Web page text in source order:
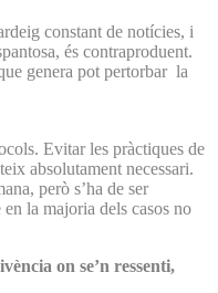
constant de notícies, i
és contraproduent.
genera pot pertorbar la
Evitar les pràctiques de
absolutament necessari.
però s’ha de ser
la majoria dels casos no
on se’n ressenti,